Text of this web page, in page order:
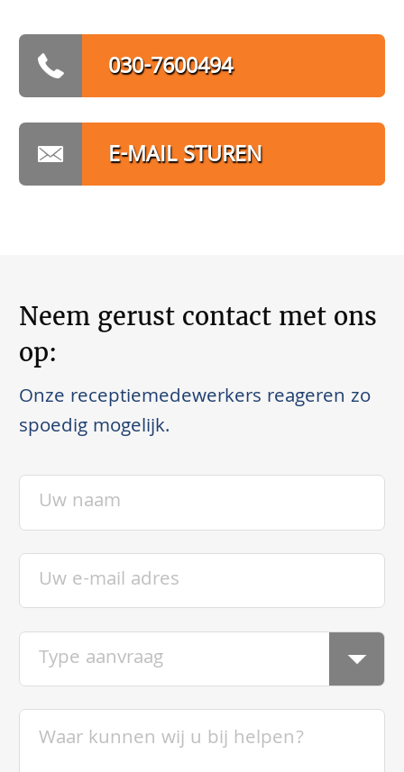
030-7600494
E-MAIL STUREN
Neem gerust contact met ons
op:
Onze receptiemedewerkers reageren zo
spoedig mogelijk.